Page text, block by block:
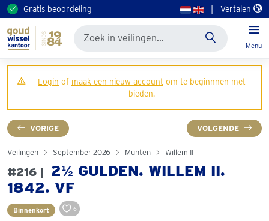
Gratis beoordeling Vertalen
Menu
Login of maak een nieuw account om te beginnnen met
bieden.
VORIGE VOLGENDE
Veilingen September 2026 Munten Willem II
#216 |
2½ GULDEN. WILLEM II.
1842. VF
Binnenkort 6